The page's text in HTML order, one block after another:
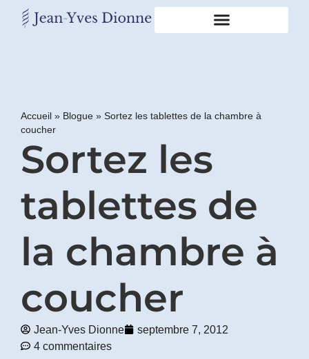
Accueil » Blogue » Sortez les tablettes de la chambre à
coucher
Sortez les
tablettes de
la chambre à
coucher
Jean-Yves Dionne
septembre 7, 2012
4 commentaires
Obtenez
mon
pdf
GRAS,
MAUVAIS
en
vous
incrivant
mon
infolettre.
Prénom
*